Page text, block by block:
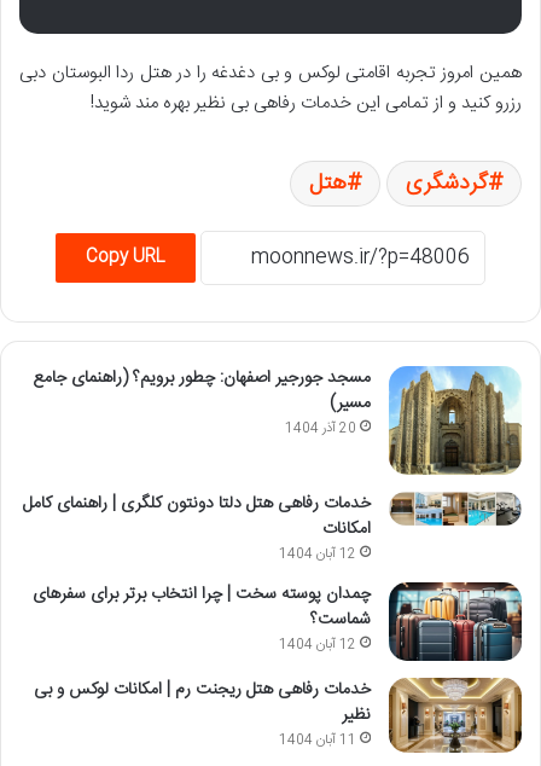
همین امروز تجربه اقامتی لوکس و بی دغدغه را در هتل ردا البوستان دبی
رزرو کنید و از تمامی این خدمات رفاهی بی نظیر بهره مند شوید!
گردشگری هتل
Copy URL
مسجد جورجیر اصفهان: چطور برویم؟ (راهنمای جامع
مسیر)
20 آذر 1404
خدمات رفاهی هتل دلتا دونتون کلگری | راهنمای کامل
امکانات
12 آبان 1404
چمدان پوسته سخت | چرا انتخاب برتر برای سفرهای
شماست؟
12 آبان 1404
خدمات رفاهی هتل ریجنت رم | امکانات لوکس و بی
نظیر
11 آبان 1404